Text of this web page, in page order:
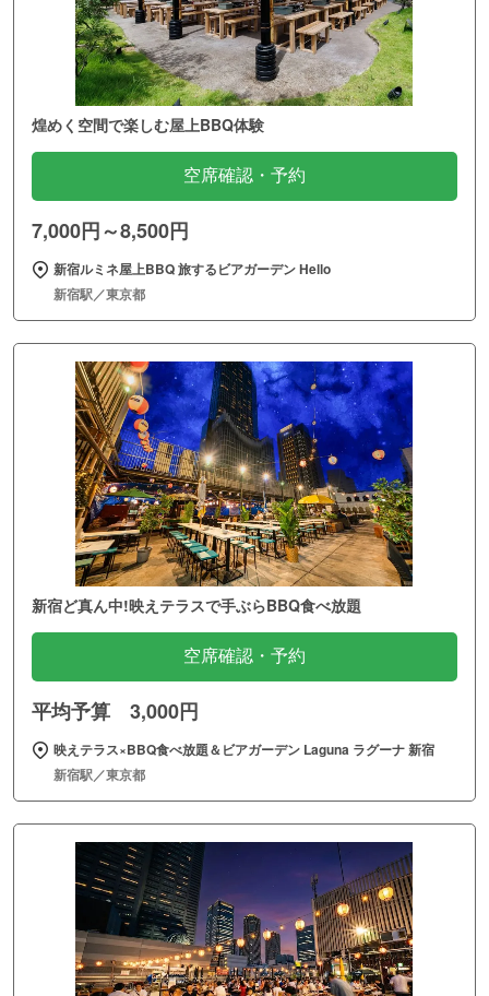
煌めく空間で楽しむ屋上BBQ体験
空席確認・予約
7,000円～8,500円
新宿ルミネ屋上BBQ 旅するビアガーデン Hello
新宿駅／東京都
新宿ど真ん中!映えテラスで手ぶらBBQ食べ放題
空席確認・予約
平均予算 3,000円
映えテラス×BBQ食べ放題＆ビアガーデン Laguna ラグーナ 新宿
新宿駅／東京都